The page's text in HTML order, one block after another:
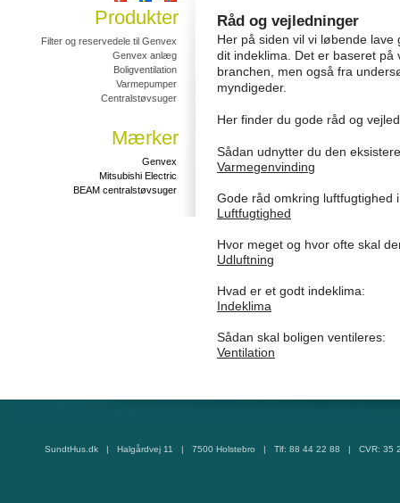
Produkter
Filter og reservedele til Genvex
Genvex anlæg
Boligventilation
Varmepumper
Centralstøvsuger
Mærker
Genvex
Mitsubishi Electric
BEAM centralstøvsuger
Råd og vejledninger
Her på siden vil vi løbende
dit indeklima. Det er baseret
branchen, men også fra
myndigeder.
Her finder du gode råd og
Sådan udnytter du den
Varmegenvinding
Gode råd omkring luftfugtighed
Luftfugtighed
Hvor meget og hvor ofte skal
Udluftning
Hvad er et godt indeklima:
Indeklima
Sådan skal boligen ventileres:
Ventilation
SundtHus.dk | Halgårdvej 11 | 7500 Holstebro | Tlf: 88 44 22 88 | CVR: